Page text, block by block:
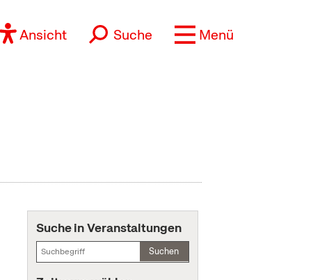
Ansicht Suche Menü
Suche in Veranstaltungen
Suchen